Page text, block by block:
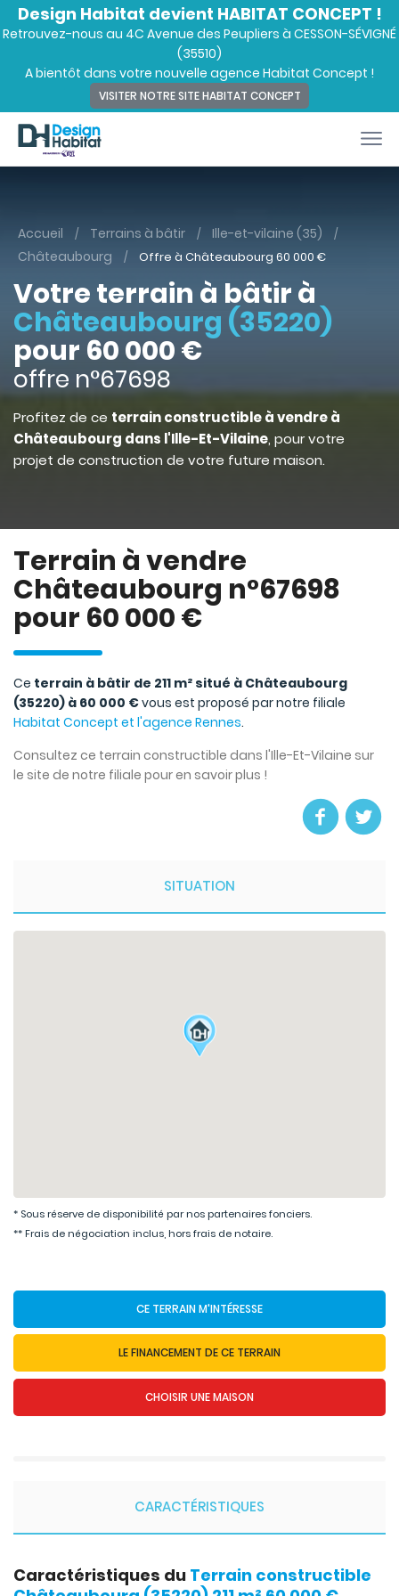
Design Habitat devient HABITAT CONCEPT !
Retrouvez-nous au 4C Avenue des Peupliers à CESSON-SÉVIGNÉ
(35510)
A bientôt dans votre nouvelle agence Habitat Concept !
VISITER NOTRE SITE HABITAT CONCEPT
Accueil Terrains à bâtir
Ille-et-vilaine (35)
Châteaubourg
Offre à Châteaubourg 60 000 €
Votre terrain à bâtir à
Châteaubourg (35220)
pour 60 000 €
offre n°67698
Profitez de ce terrain constructible à vendre à
Châteaubourg dans l'Ille-Et-Vilaine, pour votre
projet de construction de votre future maison.
Terrain à vendre
Châteaubourg n°67698
pour 60 000 €
Ce terrain à bâtir de 211 m² situé à Châteaubourg
(35220) à 60 000 €vous est proposé par notre filiale
Habitat Concept et l'agence Rennes.
Consultez ce terrain constructible dans l'Ille-Et-Vilaine sur
le site de notre filiale pour en savoir plus !
SITUATION
* Sous réserve de disponibilité par nos partenaires fonciers.
** Frais de négociation inclus, hors frais de notaire.
CE TERRAIN M'INTÉRESSE
LE FINANCEMENT DE CE TERRAIN
CHOISIR UNE MAISON
CARACTÉRISTIQUES
Caractéristiques du Terrain constructible